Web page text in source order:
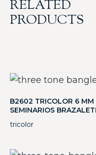
RELATED
PRODUCTS
B2602 TRICOLOR 6 MM
SEMINARIOS
tricolor